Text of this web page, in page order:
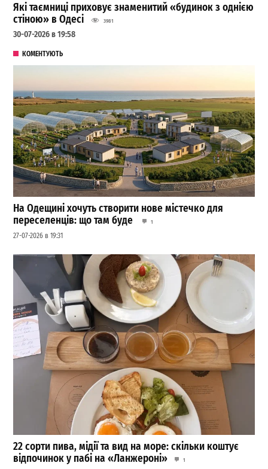
Які таємниці приховує знаменитий «будинок з однією
стіною» в Одесі
3981
30-07-2026 в 19:58
КОМЕНТУЮТЬ
На Одещині хочуть створити нове містечко для
переселенців: що там буде
1
27-07-2026 в 19:31
22 сорти пива, мідії та вид на море: скільки коштує
відпочинок у пабі на «Ланжероні»
1